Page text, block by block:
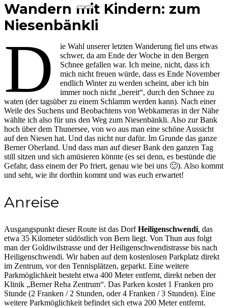
Wandern mit Kindern: zum
Niesenbänkli
D
ie Wahl unserer letzten Wanderung fiel uns etwas
schwer, da am Ende der Woche in den Bergen
Schnee gefallen war. Ich meine, nicht, dass ich
mich nicht freuen würde, dass es Ende November
endlich Winter zu werden scheint, aber ich bin
immer noch nicht „bereit“, durch den Schnee zu
waten (der tagsüber zu einem Schlamm werden kann). Nach einer
Weile des Suchens und Beobachtens von Webkameras in der Nähe
wählte ich also für uns den Weg zum Niesenbänkli. Also zur Bank
hoch über dem Thunersee, von wo aus man eine schöne Aussicht
auf den Niesen hat. Und das nicht nur dafür. Im Grunde das ganze
Berner Oberland. Und dass man auf dieser Bank den ganzen Tag
still sitzen und sich amüsieren könnte (es sei denn, es bestünde die
Gefahr, dass einem der Po friert, genau wie bei uns 🙂). Also kommt
und seht, wie ihr dorthin kommt und was euch erwartet!
Anreise
Ausgangspunkt dieser Route ist das DorfHeiligenschwendi, das
etwa 35 Kilometer südöstlich von Bern liegt. Von Thun aus folgt
man der Goldiwilstrasse und der Heiligenschwendistrasse bis nach
Heiligenschwendi. Wir haben auf dem kostenlosen Parkplatz direkt
im Zentrum, vor den Tennisplätzen, geparkt. Eine weitere
Parkmöglichkeit besteht etwa 400 Meter entfernt, direkt neben der
Klinik „Berner Reha Zentrum“. Das Parken kostet 1 Franken pro
Stunde (2 Franken / 2 Stunden, oder 4 Franken / 3 Stunden). Eine
weitere Parkmöglichkeit befindet sich etwa 200 Meter entfernt.